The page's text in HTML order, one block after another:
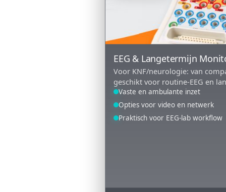
EEG & Langetermijn
Voor KNF/neurologie: van
geschikt voor routine-EEG en
Vaste en ambulante inzet
Opties voor video en netwerk
Praktisch voor EEG-lab workflow